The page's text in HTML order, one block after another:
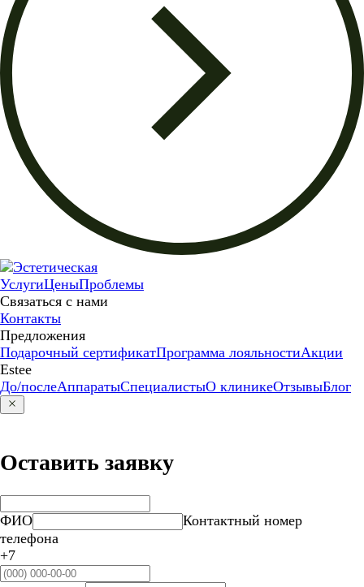
УслугиЦеныПроблемы
Связаться с нами
Контакты
Предложения
Подарочный сертификатПрограмма лояльностиАкции
Estee
До/послеАппаратыСпециалистыО клиникеОтзывыБлог
Оставить заявку
ФИО
Контактный номер
телефона
+7